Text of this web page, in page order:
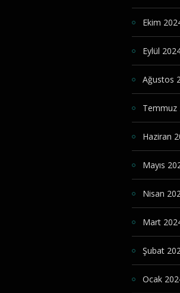
Ekim
Eylül
Ağustos
Temmuz
Haziran
Mayıs
Nisan
Mart
Şubat
Ocak